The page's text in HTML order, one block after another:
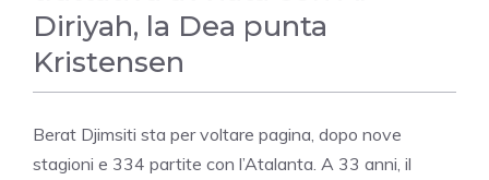
Diriyah, la Dea punta
Kristensen
Berat Djimsiti sta per voltare pagina, dopo nove
stagioni e 334 partite con l’Atalanta. A 33 anni, il